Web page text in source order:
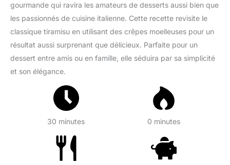
gourmande qui ravira les amateurs de desserts aussi bien que
les passionnés de cuisine italienne. Cette recette revisite le
classique tiramisu en utilisant des crêpes moelleuses pour un
résultat aussi surprenant que délicieux. Parfaite pour un
dessert entre amis ou en famille, elle séduira par sa simplicité
et son élégance.
30 minutes 0 minutes